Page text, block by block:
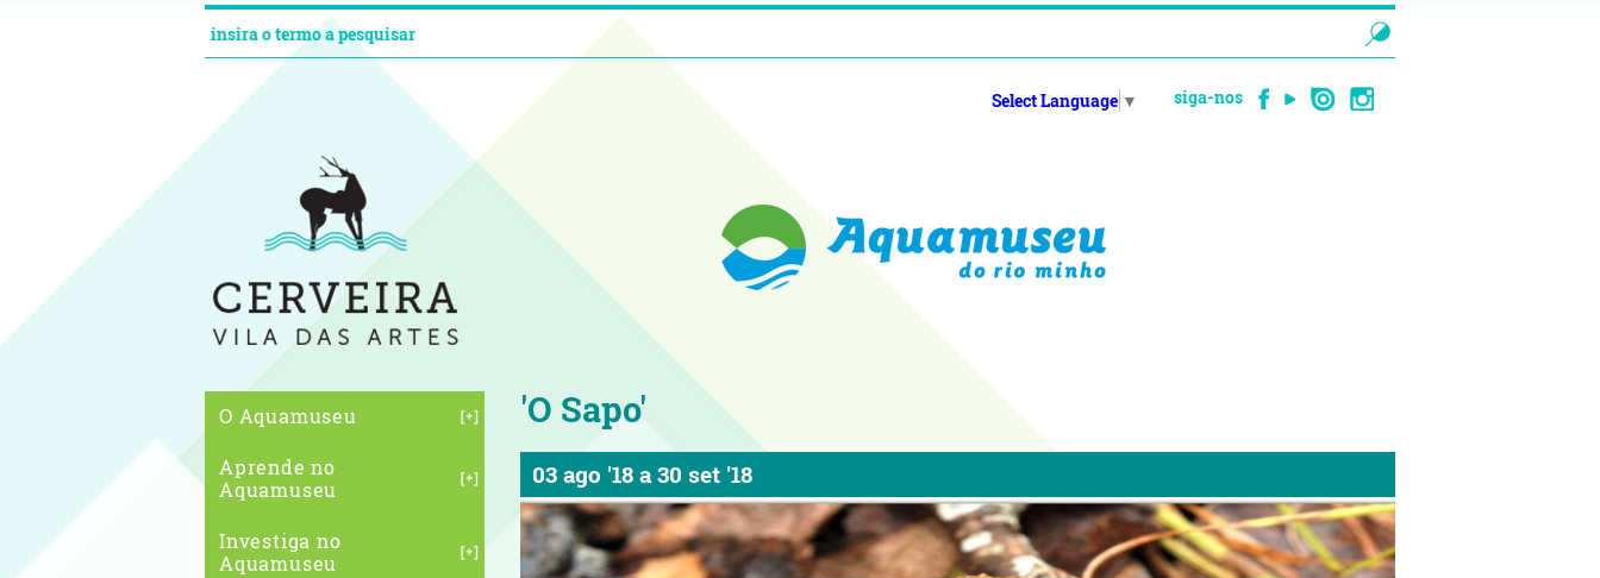
Select Language ▼ siga-nos
O Aquamuseu
Aprende no
Aquamuseu
Investiga no
Aquamuseu
'O Sapo'
03 ago '18a30 set '18